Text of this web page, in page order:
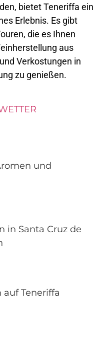
bietet Teneriffa ein
Erlebnis. Es gibt
die es Ihnen
aus
Verkostungen in
zu genießen.
und
in Santa Cruz de
auf Teneriffa